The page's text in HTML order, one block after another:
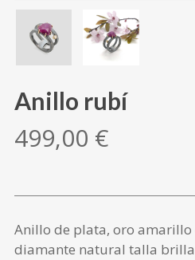
Anillo rubí
499,00 €
Anillo de plata, oro amarillo
diamante natural talla